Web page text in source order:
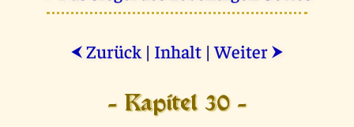
⮜ Zurück | Inhalt |Weiter ⮞
- Kapitel 30 -